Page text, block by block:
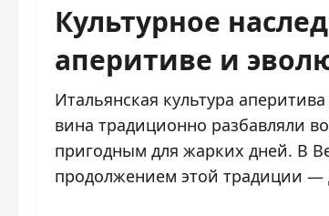
Культурное
аперитиве и
Итальянская культура
вина традиционно разбавляли
пригодным для жарких дней. В
продолжением этой традиции